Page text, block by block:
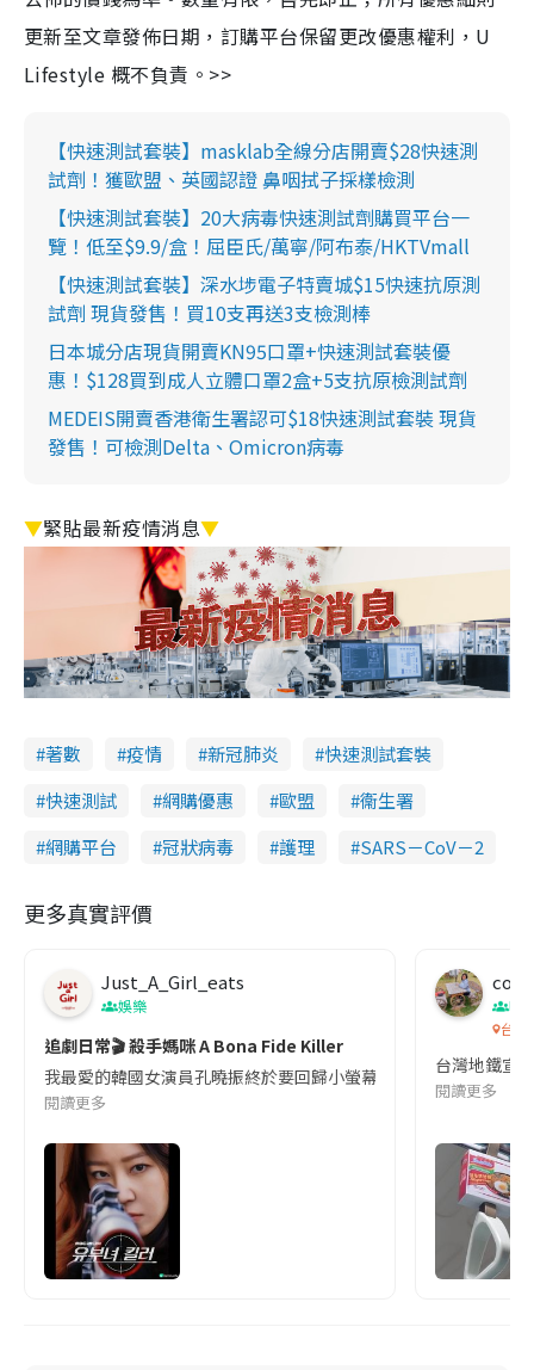
更新至文章發佈日期，訂購平台保留更改優惠權利，U
Lifestyle 概不負責。>>
【快速測試套裝】masklab全線分店開賣$28快速測
試劑！獲歐盟、英國認證 鼻咽拭子採樣檢測
【快速測試套裝】20大病毒快速測試劑購買平台一
覽！低至$9.9/盒！屈臣氏/萬寧/阿布泰/HKTVmall
【快速測試套裝】深水埗電子特賣城$15快速抗原測
試劑 現貨發售！買10支再送3支檢測棒
日本城分店現貨開賣KN95口罩+快速測試套裝優
惠！$128買到成人立體口罩2盒+5支抗原檢測試劑
MEDEIS開賣香港衛生署認可$18快速測試套裝 現貨
發售！可檢測Delta、Omicron病毒
▼緊貼最新疫情消息▼
著數 疫情 新冠肺炎
快速測試套裝
快速測試
網購優惠 歐盟
衞生署
網購平台
冠狀病毒 護理 SARS－CoV－2
更多真實評價
Just_A_Girl_eats
娛樂
追劇日常🎬 殺手媽咪 A Bona Fide Killer
我最愛的韓國女演員孔曉振終於要回歸小螢幕啦!這次的劇本改編
閱讀更多
co
吹
台灣
台灣地鐵宣
閱讀更多